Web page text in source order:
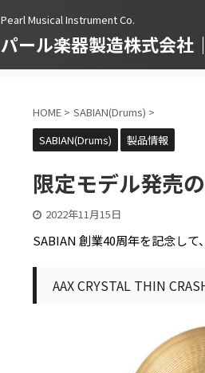
Pearl Musical Instrument Co.
パール楽器製造株式会社
HOME > SABIAN(Drums) >
SABIAN(Drums)
製品情報
限定モデル発売
2022年11月15日
SABIAN 創業40周年を記念して
AAX CRYSTAL THIN